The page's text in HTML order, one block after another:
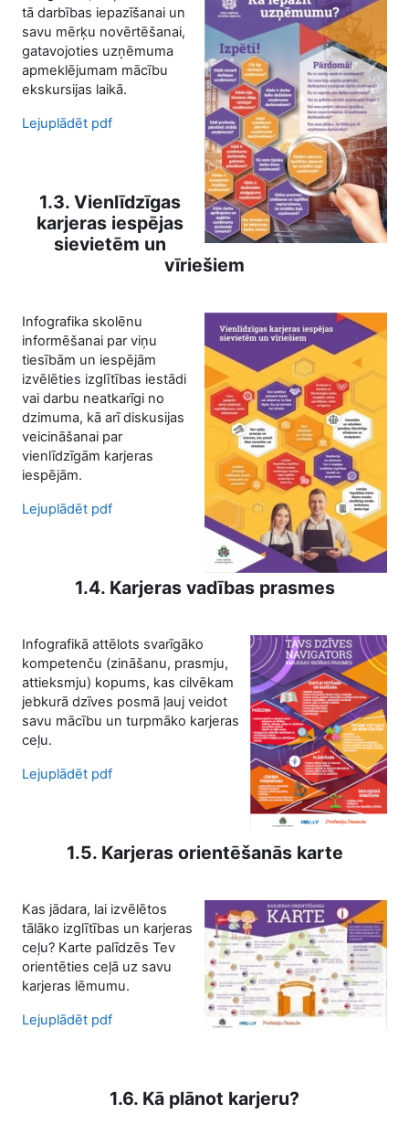
tā darbības iepazīšanai un
savu mērķu novērtēšanai,
gatavojoties uzņēmuma
apmeklējumam mācību
ekskursijas laikā.
Lejuplādēt pdf
1.3. Vienlīdzīgas
karjeras iespējas
sievietēm un
vīriešiem
Infografika skolēnu
informēšanai par viņu
tiesībām un iespējām
izvēlēties izglītības iestādi
vai darbu neatkarīgi no
dzimuma, kā arī diskusijas
veicināšanai par
vienlīdzīgām karjeras
iespējām.
Lejuplādēt pdf
1.4. Karjeras vadības prasmes
Infografikā attēlots svarīgāko
kompetenču (zināšanu, prasmju,
attieksmju) kopums, kas cilvēkam
jebkurā dzīves posmā ļauj veidot
savu mācību un turpmāko karjeras
ceļu.
Lejuplādēt pdf
1.5. Karjeras orientēšanās karte
Kas jādara, lai izvēlētos
tālāko izglītības un karjeras
ceļu? Karte palīdzēs Tev
orientēties ceļā uz savu
karjeras lēmumu.
Lejuplādēt pdf
1.6. Kā plānot karjeru?